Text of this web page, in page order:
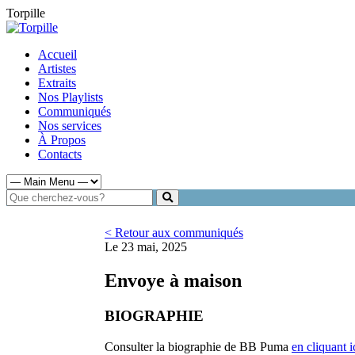
Torpille
Accueil
Artistes
Extraits
Nos Playlists
Communiqués
Nos services
À Propos
Contacts
< Retour aux communiqués
Le 23 mai, 2025
Envoye à maison
BIOGRAPHIE
Consulter la biographie de BB Puma en cliquant